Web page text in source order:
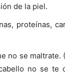
de la piel.
proteínas,
no se maltrate.
no se te